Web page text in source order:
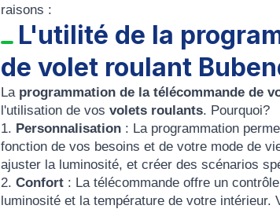
raisons :
L'utilité de la
de volet roulant
Laprogrammation de la télécommande de
l'utilisation de vos volets roulants. Pourquoi?
1. Personnalisation : La programmation
fonction de vos besoins et de votre mode de
ajuster la luminosité, et créer des scénarios
2. Confort : La télécommande offre un
luminosité et la température de votre intérieur.